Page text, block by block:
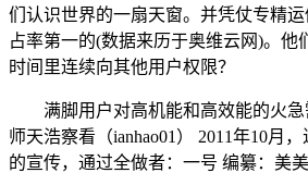
们认识世界的一扇天窗。并凭仗专精
占率第一的(数据来历于奥维云网)。他
时间里连续向其他用户权限？
满脚用户对高机能和高效能的火急
师天浩察看（ianhao01） 2011年10月
的宣传，通过全做者：一号 编纂：美